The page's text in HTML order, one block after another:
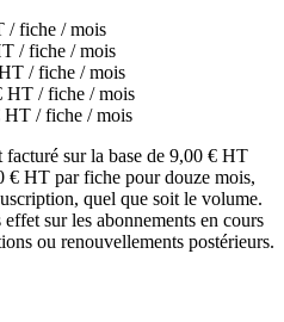
/ fiche / mois
/ fiche / mois
/ fiche / mois
HT / fiche / mois
HT / fiche / mois
sur la base de 9,00 € HT
€ HT par fiche pour douze mois,
quel que soit le volume.
sur les abonnements en cours
ou renouvellements postérieurs.